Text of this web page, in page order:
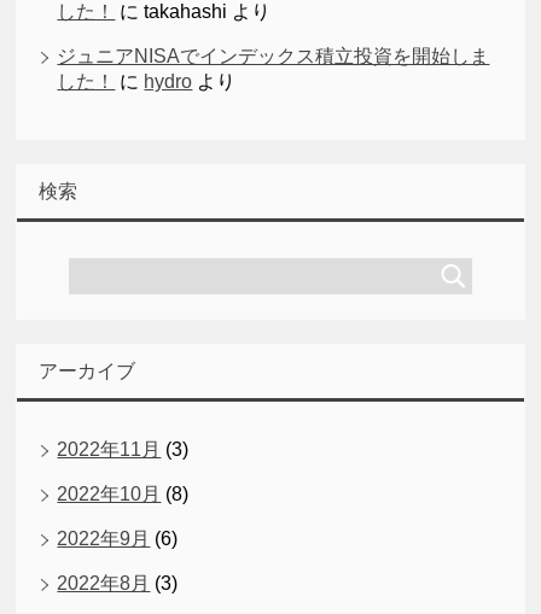
した！
にtakahashi より
ジュニアNISAでインデックス積立投資を開始しま
した！
に hydro より
検索
アーカイブ
2022年11月 (3)
2022年10月 (8)
2022年9月 (6)
2022年8月 (3)